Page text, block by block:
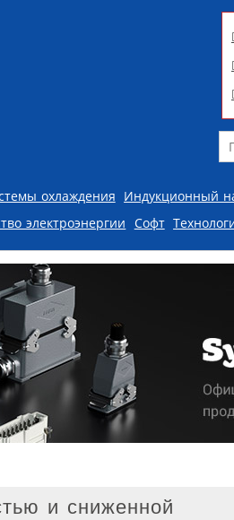
охлаждения Индукционный
электроэнергии Софт
и сниженной